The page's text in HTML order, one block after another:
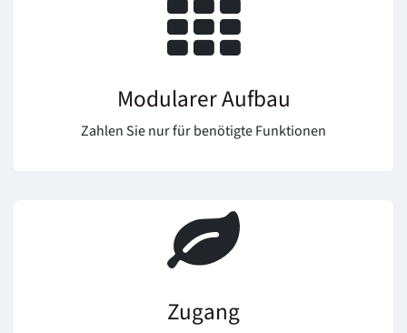
Modularer Aufbau
Zahlen Sie nur für benötigte Funktionen
Zugang